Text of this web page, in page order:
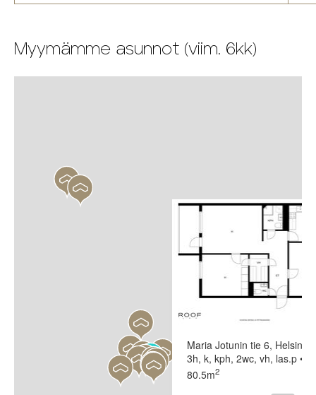
Myymämme asunnot (viim. 6kk)
Maria Jotunin tie 6, Helsinki
3h, k, kph, 2wc, vh, las.p •
80.5m2